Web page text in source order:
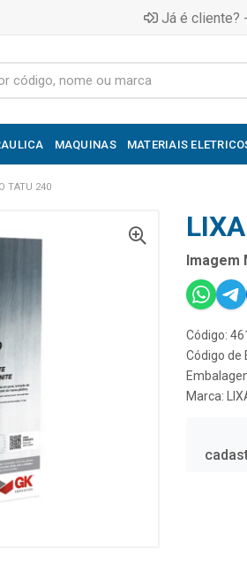
Já é cliente?
MAQUINAS MATERIAIS
TATU 240
Imagem
Código:
Código de
Marca: